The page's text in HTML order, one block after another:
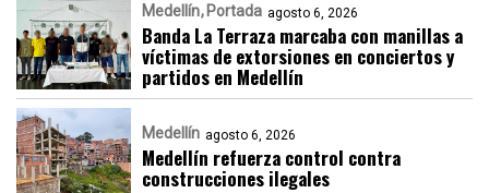
Medellín Portada agosto 6, 2026
Banda La Terraza marcaba con manillas a
víctimas de extorsiones en conciertos y
partidos en Medellín
Medellín agosto 6, 2026
Medellín refuerza control contra
construcciones ilegales